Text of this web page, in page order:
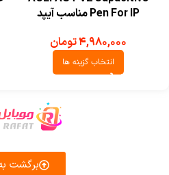
Pen For IP مناسب آیپد
۴,۹۸۰,۰۰۰تومان
انتخاب گزینه ها
برگشت به